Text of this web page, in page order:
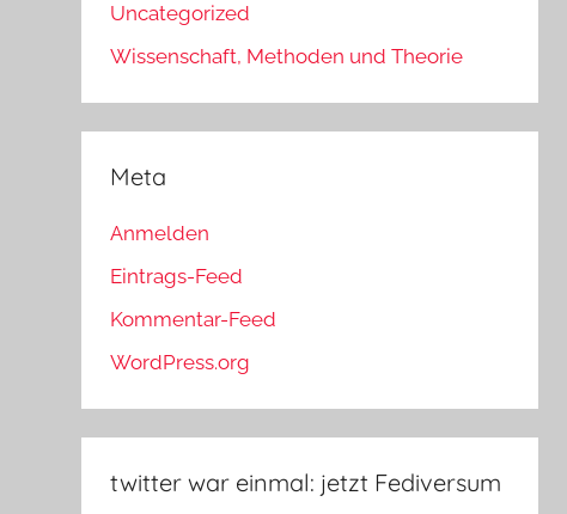
Uncategorized
Wissenschaft, Methoden und Theorie
Meta
Anmelden
Eintrags-Feed
Kommentar-Feed
WordPress.org
twitter war einmal: jetzt Fediversum